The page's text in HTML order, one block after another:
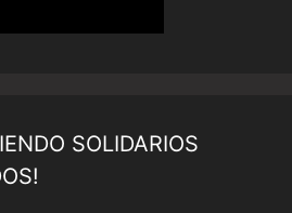
SOLIDARIOS